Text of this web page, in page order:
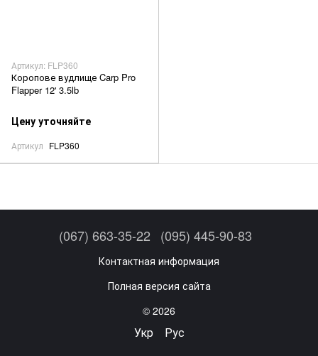
Артикул: FLP360
Коропове вудлище Carp Pro
Flapper 12' 3.5lb
Цену уточняйте
Артикул FLP360
(067) 663-35-22 (095) 445-90-83
Контактная информация
Полная версия сайта
© 2026
Укр Рус